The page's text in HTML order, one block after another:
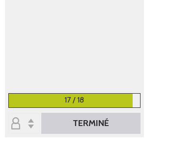
17 / 18
TERMINÉ